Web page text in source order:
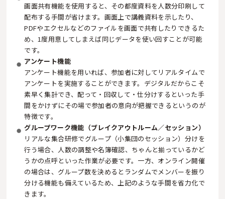
画面共有機能を使用すると、その都度資料を人数分印刷して
配布する手間が省けます。画面上で講義資料を示したり、
PDFやエクセルなどのファイルを画面で共有したりできるた
め、1度用意してしまえば同じデータを使い回すことが可能
です。
アンケート機能
アンケート機能を用いれば、参加者に対してリアルタイムで
アンケートを実施することができます。デジタルだからこそ
素早く集計でき、配って・回収して・仕分けするといった手
間をかけずにその場で参加者の意向が把握できるというのが
特徴です。
グループワーク機能（ブレイクアウトルーム／セッション）
リアルな集合研修でグループ（小集団のセッション）分けを
行う場合、人数の調整や名簿確認、ちゃんと揃っているかど
うかの点呼といった作業が必要です。一方、オンライン開催
の場合は、グループ数を決めるとランダムでメンバーを振り
分ける機能も備えているため、上記のような手間を省力化で
きます。